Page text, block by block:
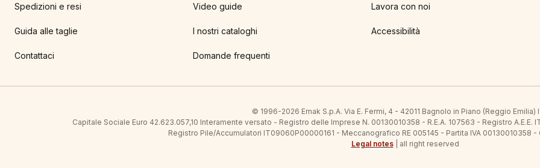
Spedizioni e resi
Guida alle taglie
Contattaci
Video guide
I nostri cataloghi
Domande frequenti
Lavora con noi
Accessibilità
© 1996-2026 Emak S.p.A. Via E. Fermi, 4 - 42011 Bagnolo in Piano (Reggio Emilia)
Capitale Sociale Euro 42.623.057,10 Interamente versato - Registro delle Imprese N. 00130010358 - R.E.A. 107563 - Registro
Registro Pile/Accumulatori IT09060P00000161 - Meccanografico RE 005145 - Partita IVA 00130010358
Legal notes| all right reserved